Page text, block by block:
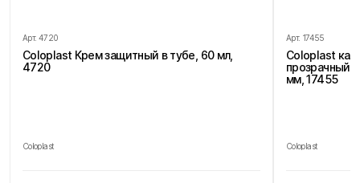
Арт. 4720
Coloplast Крем защитный в тубе, 60 мл,
4720
Coloplast
Арт. 17455
Coloplast
прозрачный,
мм, 17455
Coloplast